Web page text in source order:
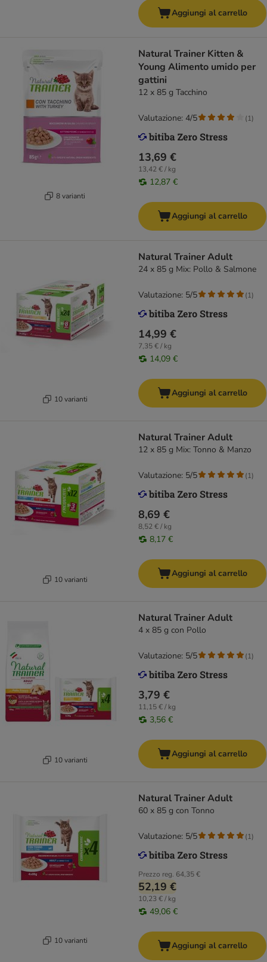
Aggiungi al carrello
8 varianti
Natural Trainer Kitten &
Young Alimento umido per
gattini
12 x 85 g Tacchino
13,69 €
13,42 € / kg
12,87 €
Valutazione: 4/5 (1)
Aggiungi al carrello
10 varianti
Natural Trainer Adult
24 x 85 g Mix: Pollo & Salmone
14,99 €
7,35 € / kg
14,09 €
Valutazione: 5/5 (1)
Aggiungi al carrello
10 varianti
Natural Trainer Adult
12 x 85 g Mix: Tonno & Manzo
8,69 €
8,52 € / kg
8,17 €
Valutazione: 5/5 (1)
Aggiungi al carrello
10 varianti
Natural Trainer Adult
4 x 85 g con Pollo
3,79 €
11,15 € / kg
3,56 €
Valutazione: 5/5 (1)
Aggiungi al carrello
10 varianti
Natural Trainer Adult
60 x 85 g con Tonno
Prezzo reg. 64,35 €
52,19 €
10,23 € / kg
49,06 €
Valutazione: 5/5 (1)
Aggiungi al carrello